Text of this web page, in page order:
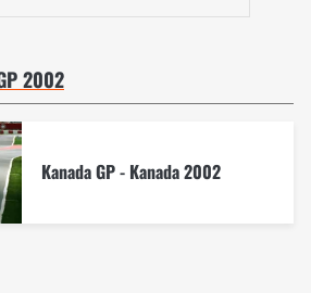
2002
Kanada GP - Kanada 2002